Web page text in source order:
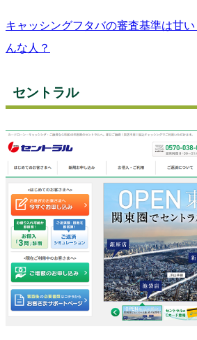
キャッシングフタバの審査基準は甘
んな人？
セントラル